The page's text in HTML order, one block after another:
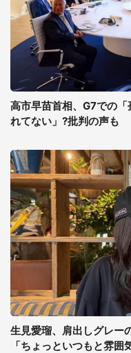
高市早苗首相、G7での
れてない」?批判の声も
生見愛瑠、肩出しグレー
「ちょっといつもと雰囲